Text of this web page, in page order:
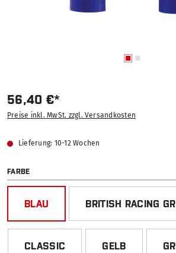
56,40 €*
Preise inkl. MwSt. zzgl. Versandkosten
Lieferung: 10-12 Wochen
FARBEAUSWÄHLEN
BLAU BRITISH RACING
CLASSIC GELB